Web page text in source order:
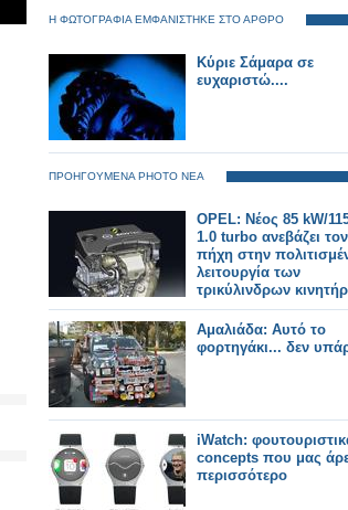
Η ΦΩΤΟΓΡΑΦΙΑ ΕΜΦΑΝΙΣΤΗΚΕ ΣΤΟ ΑΡΘΡΟ
Κύριε Σάμαρα σε
ευχαριστώ....
ΠΡΟΗΓΟΥΜΕΝΑ PHOTO ΝΕΑ
OPEL: Νέος 85 kW/
1.0 turbo ανεβάζει τον
πήχη στην
λειτουργία των
τρικύλινδρων
Aμαλιάδα: Αυτό το
φορτηγάκι... δεν
iWatch:
concepts που μας
περισσότερο